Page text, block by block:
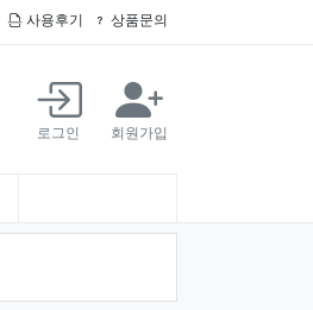
사용후기 상품문의
로그인 회원가입